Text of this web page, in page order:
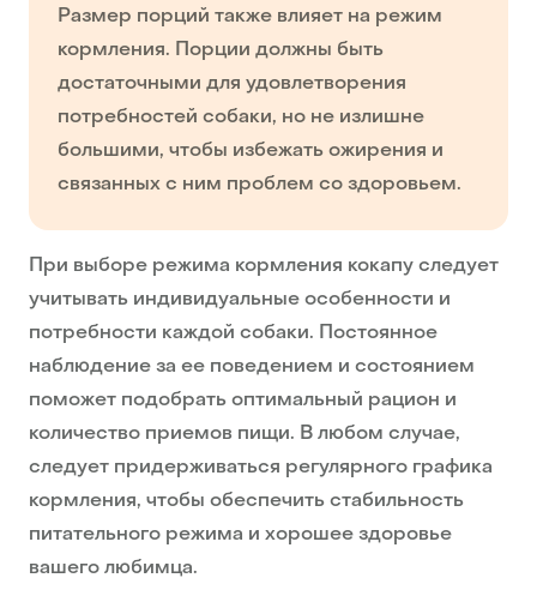
Размер порций также влияет на режим
кормления. Порции должны быть
достаточными для удовлетворения
потребностей собаки, но не излишне
большими, чтобы избежать ожирения и
связанных с ним проблем со здоровьем.
При выборе режима кормления кокапу следует
учитывать индивидуальные особенности и
потребности каждой собаки. Постоянное
наблюдение за ее поведением и состоянием
поможет подобрать оптимальный рацион и
количество приемов пищи. В любом случае,
следует придерживаться регулярного графика
кормления, чтобы обеспечить стабильность
питательного режима и хорошее здоровье
вашего любимца.